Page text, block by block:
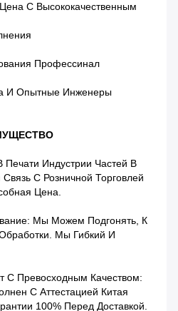
С Высококачественным
Профессинал
И Опытные Инженеры
Индустрии Частей В
С Розничной Торговлей
Цена.
Мы Можем Подгонять, К
Мы Гибкий И
С Превосходным Качеством:
С Аттестацией Китая
100% Перед Доставкой.